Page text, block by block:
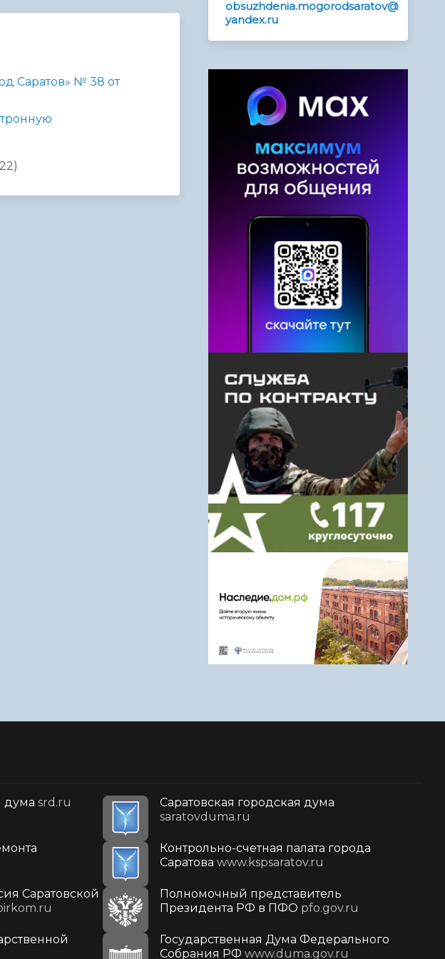
Саратов» № 38 от
obsuzhdenia.mogorodsaratov@
yandex.ru
дума srd.ru
Саратовская городская дума
saratovduma.ru
Контрольно-счетная палата города
Саратова www.kspsaratov.ru
Саратовской
Полномочный представитель
Президента РФ в ПФО pfo.gov.ru
Государственная Дума Федерального
Собрания РФ www.duma.gov.ru